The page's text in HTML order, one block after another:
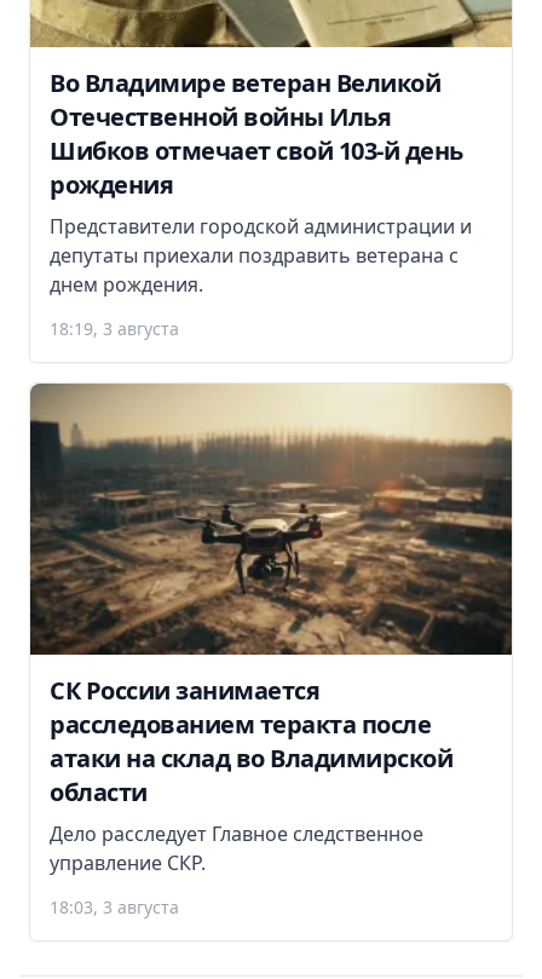
Во Владимире ветеран Великой
Отечественной войны Илья
Шибков отмечает свой 103-й день
рождения
Представители городской администрации и
депутаты приехали поздравить ветерана с
днем рождения.
18:19, 3 августа
СК России занимается
расследованием теракта после
атаки на склад во Владимирской
области
Дело расследует Главное следственное
управление СКР.
18:03, 3 августа